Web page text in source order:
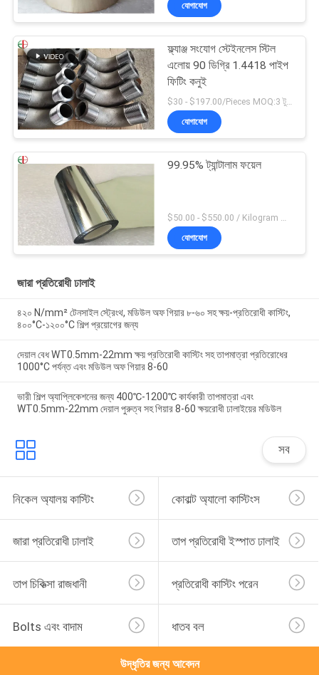
যোগাযোগ
ফ্ল্যাঞ্জ সংযোগ স্টেইনলেস স্টিল
এলোয় 90 ডিগ্রি 1.4418 পাইপ
ফিটিং কনুই
যোগাযোগ
99.95% ট্যান্টালাম ফয়েল
যোগাযোগ
জারা প্রতিরোধী ঢালাই
৪২০ N/mm² টেনসাইল স্ট্রেংথ, মডিউল অফ গিয়ার ৮-৬০ সহ ক্ষয়-প্রতিরোধী কাস্টিং,
৪০০°C-১২০০°C শিল্প প্রয়োগের জন্য
দেয়াল বেধ WT0.5mm-22mm ক্ষয় প্রতিরোধী কাস্টিং সহ তাপমাত্রা প্রতিরোধের
1000°C পর্যন্ত এবং মডিউল অফ গিয়ার 8-60
ভারী শিল্প অ্যাপ্লিকেশনের জন্য 400℃-1200℃ কার্যকারী তাপমাত্রা এবং
WT0.5mm-22mm দেয়াল পুরুত্ব সহ গিয়ার 8-60 ক্ষয়রোধী ঢালাইয়ের মডিউল
সব
নিকেল অ্যালয় কাস্টিং কোবাল্ট অ্যালো কাস্টিংস
জারা প্রতিরোধী ঢালাই তাপ প্রতিরোধী ইস্পাত ঢালাই
তাপ চিকিত্সা রাজধানী প্রতিরোধী কাস্টিং পরেন
Bolts এবং বাদাম ধাতব বল
উদ্ধৃতির জন্য আবেদন